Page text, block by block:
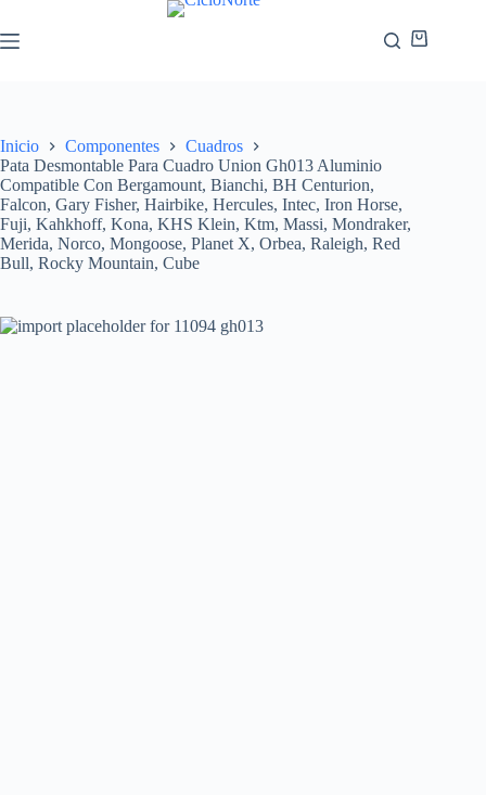
Inicio Componentes
Cuadros
Pata Desmontable Para Cuadro Union Gh013 Aluminio
Compatible Con Bergamount, Bianchi, BH Centurion,
Falcon, Gary Fisher, Hairbike, Hercules, Intec, Iron Horse,
Fuji, Kahkhoff, Kona, KHS Klein, Ktm, Massi, Mondraker,
Merida, Norco, Mongoose, Planet X, Orbea, Raleigh, Red
Bull, Rocky Mountain, Cube